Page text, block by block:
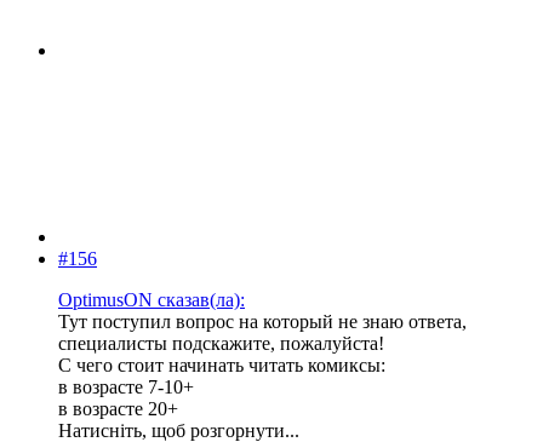
#156
OptimusON сказав(ла):
Тут поступил вопрос на который не знаю ответа,
специалисты подскажите, пожалуйста!
С чего стоит начинать читать комиксы:
в возрасте 7-10+
в возрасте 20+
Натисніть, щоб розгорнути...